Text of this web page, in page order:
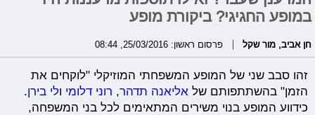
במופע החגיגי? ביקורת מופע
חן אביב, מור שקל פרסום ראשון: 25/03/2016, 08:44
זהו סבב שני של המופע המשפחתי המוזיקלי "לוקחים את
הזמן" בהשתתפותם של אליאנה תדהר, רוני דלומי ולי בירן.
כידווע המופע בנוי משירים המתאימים לכל בני המשפחה,